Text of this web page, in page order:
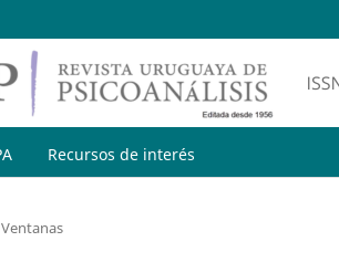
Recursos de interés
Ventanas